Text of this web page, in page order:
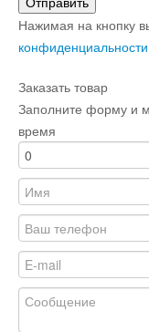
Нажимая на кнопку
конфиденциальности
Заказать товар
Заполните форму и
время